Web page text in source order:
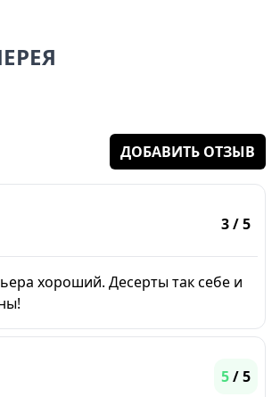
ДОБАВИТЬ ОТЗЫВ
3/ 5
хороший. Десерты так себе и
5/ 5